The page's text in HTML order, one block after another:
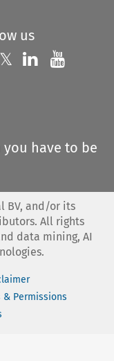
us
us on
𝕏 Follow us on
Follow us
you have to be
BV, and/or its
All rights
data mining, AI
& Permissions